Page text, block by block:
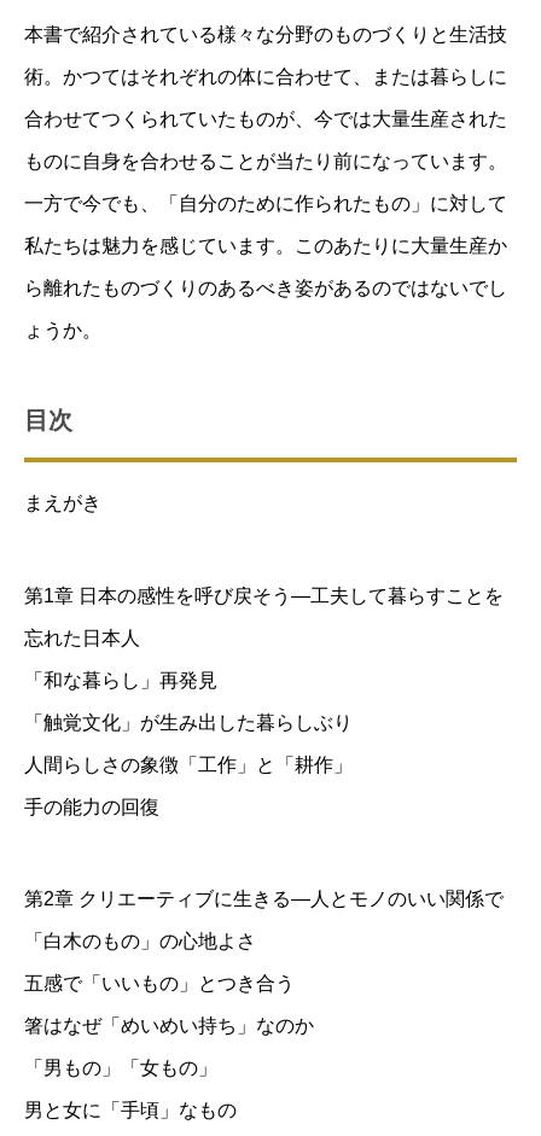
本書で紹介されている様々な分野のものづくりと生活技
術。かつてはそれぞれの体に合わせて、または暮らしに
合わせてつくられていたものが、今では大量生産された
ものに自身を合わせることが当たり前になっています。
一方で今でも、「自分のために作られたもの」に対して
私たちは魅力を感じています。このあたりに大量生産か
ら離れたものづくりのあるべき姿があるのではないでし
ょうか。
目次
まえがき
第1章 日本の感性を呼び戻そう―工夫して暮らすことを
忘れた日本人
「和な暮らし」再発見
「触覚文化」が生み出した暮らしぶり
人間らしさの象徴「工作」と「耕作」
手の能力の回復
第2章 クリエーティブに生きる―人とモノのいい関係で
「白木のもの」の心地よさ
五感で「いいもの」とつき合う
箸はなぜ「めいめい持ち」なのか
「男もの」「女もの」
男と女に「手頃」なもの